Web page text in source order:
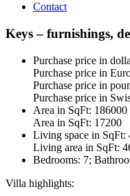
Contact
Keys – furnishings,
Purchase price in
Purchase price in
Purchase price in
Purchase price in
Area in SqFt: 186000
Area in SqFt: 17200
Living space in SqFt:
Living area in SqFt:
Bedrooms: 7;
Villa highlights: